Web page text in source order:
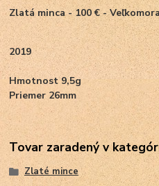
Zlatá minca - 100 € -
2019
Hmotnost 9,5g
Priemer 26mm
Tovar zaradený v
Zlaté mince